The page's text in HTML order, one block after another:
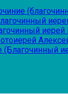
(Благочинный